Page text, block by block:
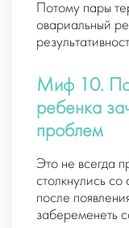
Потому пары
овариальный
Миф 10.
ребенка
проблем
Это не всегда
столкнулись со
после
забеременеть